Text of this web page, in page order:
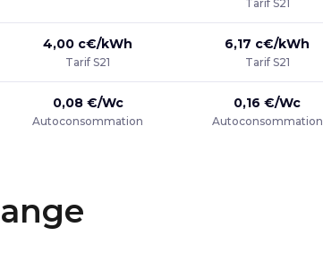
Tarif S21
4,00 c€/kWh
Tarif S21
6,17 c€/kWh
Tarif S21
0,08 €/Wc
Autoconsommation
0,16 €/Wc
Autoconsommation